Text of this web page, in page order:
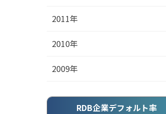
2011年
2010年
2009年
RDB企業デフォルト率